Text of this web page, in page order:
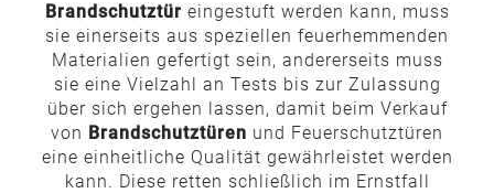
Brandschutztür eingestuft werden kann, muss
sie einerseits aus speziellen feuerhemmenden
Materialien gefertigt sein, andererseits muss
sie eine Vielzahl an Tests bis zur Zulassung
über sich ergehen lassen, damit beim Verkauf
von Brandschutztüren und Feuerschutztüren
eine einheitliche Qualität gewährleistet werden
kann. Diese retten schließlich im Ernstfall